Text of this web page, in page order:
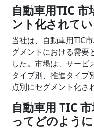
自動車用TIC
ント化されて
当社は、自動車用TIC
グメントにおける需要
した。市場は、サービ
タイプ別、推進タイプ
点別にセグメント化さ
自動車用 TIC
ってどのよう